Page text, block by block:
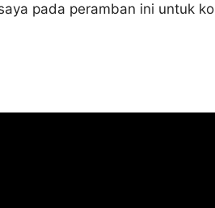
pada peramban ini untuk